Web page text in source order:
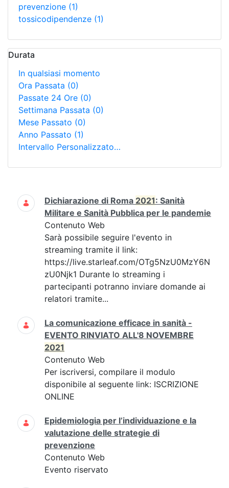
prevenzione (1)
tossicodipendenze (1)
Durata
In qualsiasi momento
Ora Passata (0)
Passate 24 Ore (0)
Settimana Passata (0)
Mese Passato (0)
Anno Passato (1)
Intervallo Personalizzato…
Ricerca
Dichiarazione di Roma 2021: Sanità
Militare e Sanità Pubblica per le pandemie
Contenuto Web
Sarà possibile seguire l'evento in
streaming tramite il link:
https://live.starleaf.com/OTg5NzU0MzY6N
zU0Njk1 Durante lo streaming i
partecipanti potranno inviare domande ai
relatori tramite...
La comunicazione efficace in sanità -
EVENTO RINVIATO ALL'8 NOVEMBRE
2021
Contenuto Web
Per iscriversi, compilare il modulo
disponibile al seguente link: ISCRIZIONE
ONLINE
Epidemiologia per l’individuazione e la
valutazione delle strategie di
prevenzione
Contenuto Web
Evento riservato